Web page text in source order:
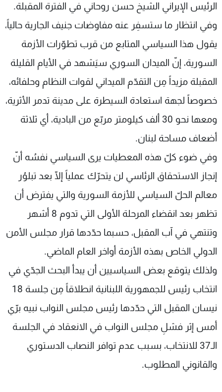
الرئيس الإيراني الشيخ حسن روحاني في الفترة المقبلة.
وفي انتظار ما ستسفِر عنه مفاوضات جنيف الجارية حالياً،
يقول هذا السياسي المتابع من قرب تطوّرات الأزمة
السورية، إنّ الميدان السوري سيَشهد في الأيام القليلة
المقبلة مزيداً مِن التقدّم الميداني لقوات النظام وحلفائه،
خصوصاً لجهة استعادة السيطرة على مدينة تدمر الأثرية،
ومعها نحو 30 ألف كيلومتر مربّع من البادية، أي ثلاثة
أضعاف مساحة لبنان.
وفي ضوء كلّ هذه المعطيات يرى السياسي نفسُه أنّ
إنجاز الاستحقاق الرئاسي لن يتحرّك عملياً إلّا بعد تبلوُر
معالم الحلّ السياسي للأزمة السورية والتي يفترض أن
تظهر بعد انقضاء المرحلة الأولى التي تدوم 8 أشهر
وتنتهي في آب المقبل، حسبما حدّدها قرار مجلس الأمن
الدولي الخاص بهذه الأزمة أواخر العام الماضي.
ولذلك يتوقع بعض السياسيين أن يبدأ البحث الجدّي في
انتخاب رئيس للجمهورية اللبنانية انطلاقاً مِن جلسة 18
نيسان المقبل التي حدّدها رئيس مجلس النواب نبيه برّي
أمس إثر فشلِ مجلس النواب في الانعقاد في الجلسة
الـ37 للانتخاب، بسبب عدم توافر النصاب الدستوري
والقانوني المطلوب.